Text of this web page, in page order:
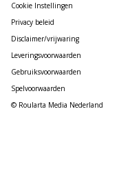
Cookie Instellingen
Privacy beleid
Disclaimer/vrijwaring
Leveringsvoorwaarden
Gebruiksvoorwaarden
Spelvoorwaarden
© Roularta Media Nederland